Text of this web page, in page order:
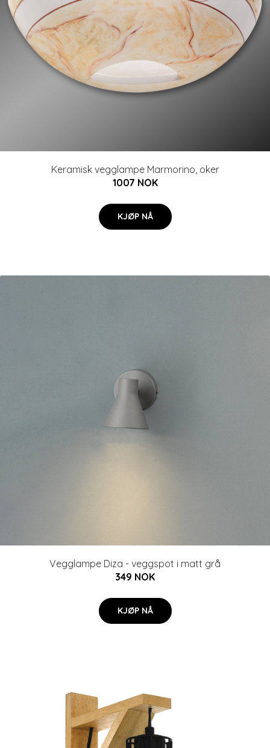
Keramisk vegglampe Marmorino, oker
1007 NOK
KJØP NÅ
Vegglampe Diza - veggspot i matt grå
349 NOK
KJØP NÅ